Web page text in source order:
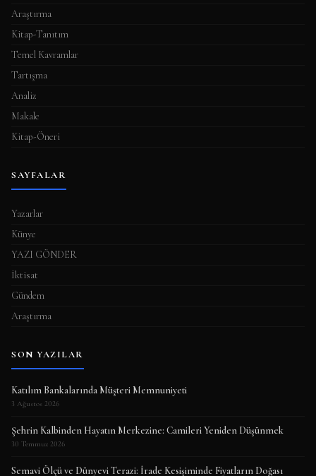
Araştırma
Kitap-Tanıtım
Temel Kavramlar
Tartışma
Analiz
Makale
Kitap-Öneri
SAYFALAR
Yazarlar
Künye
YAZI GÖNDER
İktisat
Gündem
Araştırma
SON YAZILAR
Katılım Bankalarında Müşteri Memnuniyeti
3 Ağustos 2026
Şehrin Kalbinden Hayatın Merkezine: Camileri Yeniden Düşünmek
30 Temmuz 2026
Semavi Ölçü ve Dünyevi Terazi: İrade Kesişiminde Fiyatların Doğası